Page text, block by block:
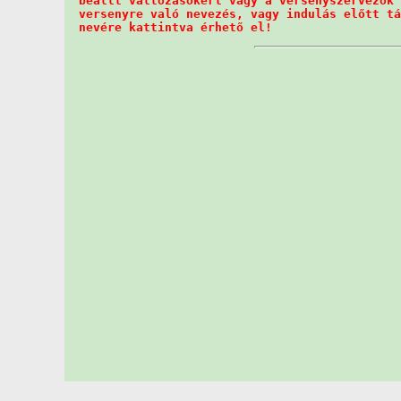
versenyre való nevezés, vagy indulás előtt
  nevére kattintva érhető el!